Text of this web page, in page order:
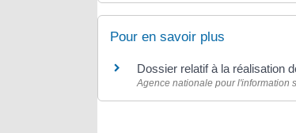
Pour en savoir plus
Dossier relatif à la réalisation
Agence nationale pour l'information